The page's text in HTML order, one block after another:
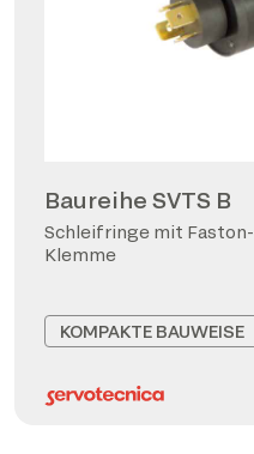
Baureihe SVTS B
Schleifringe mit Faston-
Klemme
KOMPAKTE BAUWEISE